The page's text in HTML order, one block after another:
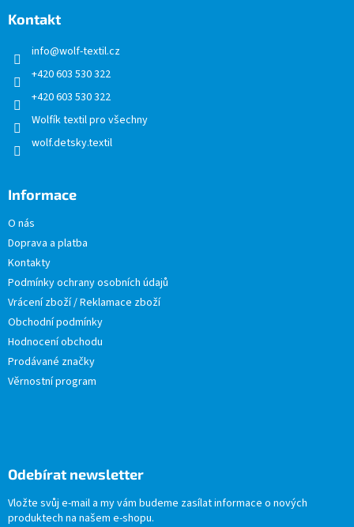
Kontakt
info@wolf-textil.cz
+420 603 530 322
+420 603 530 322
Wolfík textil pro všechny
wolf.detsky.textil
Informace
O nás
Doprava a platba
Kontakty
Podmínky ochrany osobních údajů
Vrácení zboží / Reklamace zboží
Obchodní podmínky
Hodnocení obchodu
Prodávané značky
Věrnostní program
Odebírat newsletter
Vložte svůj e-mail a my vám budeme zasílat informace o nových
produktech na našem e-shopu.